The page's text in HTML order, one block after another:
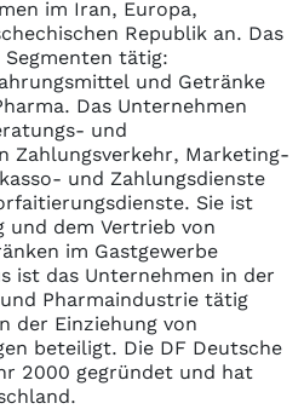
im Iran, Europa,
Republik an. Das
tätig:
und Getränke
Das Unternehmen
und
Zahlungsverkehr, Marketing-
und Zahlungsdienste
Sie ist
und dem Vertrieb von
im Gastgewerbe
ist das Unternehmen in der
Pharmaindustrie tätig
der Einziehung von
beteiligt. Die DF Deutsche
2000 gegründet und hat